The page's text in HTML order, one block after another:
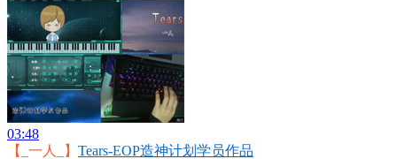
03:48
【_一人_】 Tears-EOP造神计划学员作品